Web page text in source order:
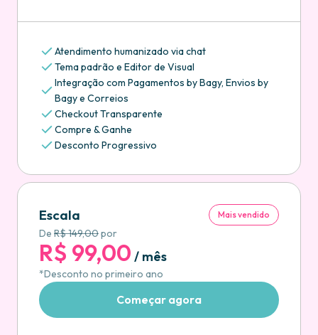
Atendimento humanizado via chat
Tema padrão e Editor de Visual
Integração com Pagamentos by Bagy, Envios by
Bagy e Correios
Checkout Transparente
Compre & Ganhe
Desconto Progressivo
Escala Mais vendido
De R$ 149,00por
R$ 99,00 / mês
*Desconto no primeiro ano
Começar agora